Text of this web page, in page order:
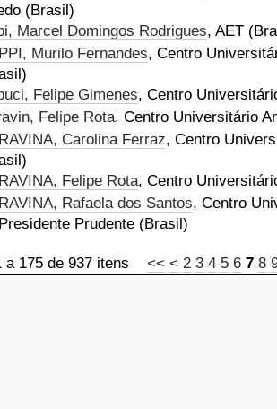
(Brasil)
Marcel Domingos Rodrigues, AET
Murilo Fernandes, Centro
Felipe Gimenes, Centro
Felipe Rota, Centro Universitário
Carolina Ferraz, Centro
Felipe Rota, Centro
Rafaela dos Santos, Centro
Prudente (Brasil)
a 175 de 937 itens << < 2 3 4 5 6 7 8